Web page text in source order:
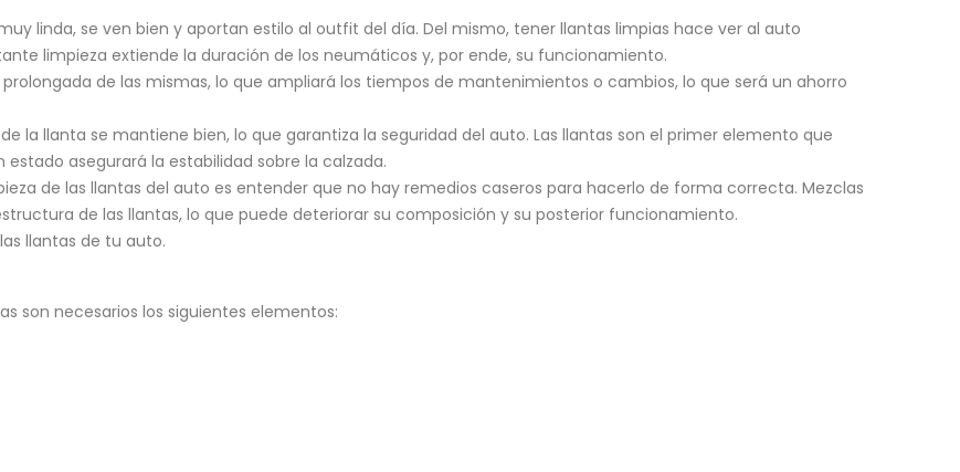
linda, se ven bien y aportan estilo al outfit del día. Del mismo, tener llantas limpias hace ver al auto
limpieza extiende la duración de los neumáticos y, por ende, su funcionamiento.
de las mismas, lo que ampliará los tiempos de mantenimientos o cambios, lo que será un ahorro
la llanta se mantiene bien, lo que garantiza la seguridad del auto. Las llantas son el primer elemento que
asegurará la estabilidad sobre la calzada.
de las llantas del auto es entender que no hay remedios caseros para hacerlo de forma correcta. Mezclas
de las llantas, lo que puede deteriorar su composición y su posterior funcionamiento.
llantas de tu auto.
son necesarios los siguientes elementos: